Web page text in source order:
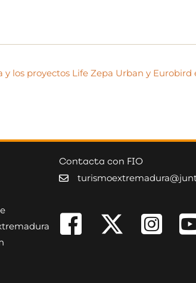
los proyectos Life Zepa Urban y Eurobird
Contacta con FIO